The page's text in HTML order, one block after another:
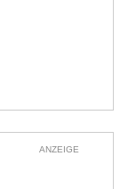
ANZEIGE